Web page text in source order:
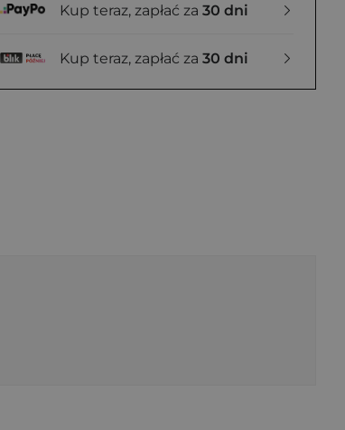
Kup teraz, zapłać za 30 dni
Kup teraz, zapłać za 30 dni